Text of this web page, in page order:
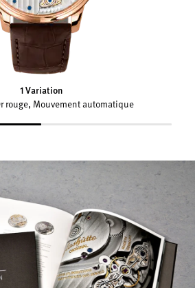
1 Variation
rouge, Mouvement automatique